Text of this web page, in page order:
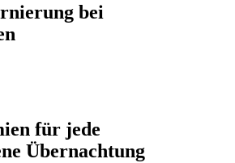
bei
für jede
Übernachtung